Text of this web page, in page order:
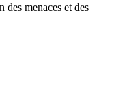
des menaces et des